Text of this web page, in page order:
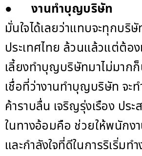
● งานทำบุญบริษัท
มั่นใจได้เลยว่าแทบจะทุกบริษั
ประเทศไทย ล้วนแล้วแต่ต้อ
เลี้ยงทำบุญบริษัทมาไม่มาก
เชื่อที่ว่างานทำบุญบริษัท จะท
ค้าราบลื่น เจริญรุ่งเรือง ประ
ในทางอ้อมคือ ช่วยให้พนักง
และกำลังใจที่ดีในการริเริ่มทำ